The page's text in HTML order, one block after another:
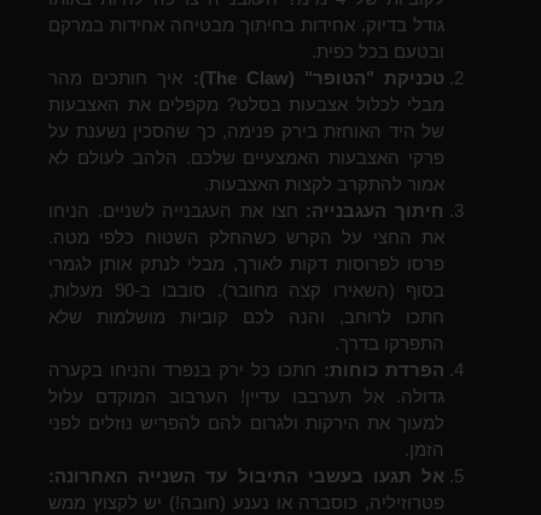
גודל בדיוק. אחידות בחיתוך מבטיחה אחידות במרקם
ובטעם בכל כפית.
טכניקת "הטופר" (The Claw):
איך חותכים מהר
מבלי לכלול אצבעות בסלט? מקפלים את האצבעות
של היד האוחזת בירק פנימה, כך שהסכין נשענת על
פרקי האצבעות האמצעיים שלכם. הלהב לעולם לא
אמור להתקרב לקצות האצבעות.
חיתוך העגבנייה: חצו את העגבנייה לשניים. הניחו
את החצי על הקרש כשהחלק השטוח כלפי מטה.
פרסו לפרוסות דקות לאורך, מבלי לנתק אותן לגמרי
בסוף (השאירו קצה מחובר). סובבו ב-90 מעלות,
חתכו לרוחב, והנה לכם קוביות מושלמות שלא
התפרקו בדרך.
הפרדת כוחות: חתכו כל ירק בנפרד והניחו בקערה
גדולה. אל תערבבו עדיין! הערבוב המוקדם עלול
למעוך את הירקות ולגרום להם להפריש נוזלים לפני
הזמן.
אל תגעו בעשבי התיבול עד השנייה האחרונה:
פטרוזיליה, כוסברה או נענע (חובה!) יש לקצוץ ממש